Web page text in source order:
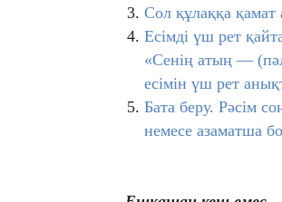
Сол құлаққа қамат
Есімді үш рет
«Сенің атың —
есімін үш рет
Бата беру. Рәсім со
немесе азаматша